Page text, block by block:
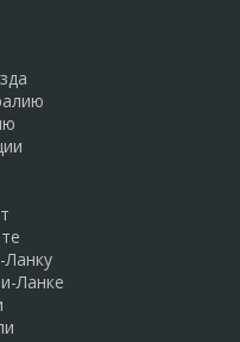
Ланке